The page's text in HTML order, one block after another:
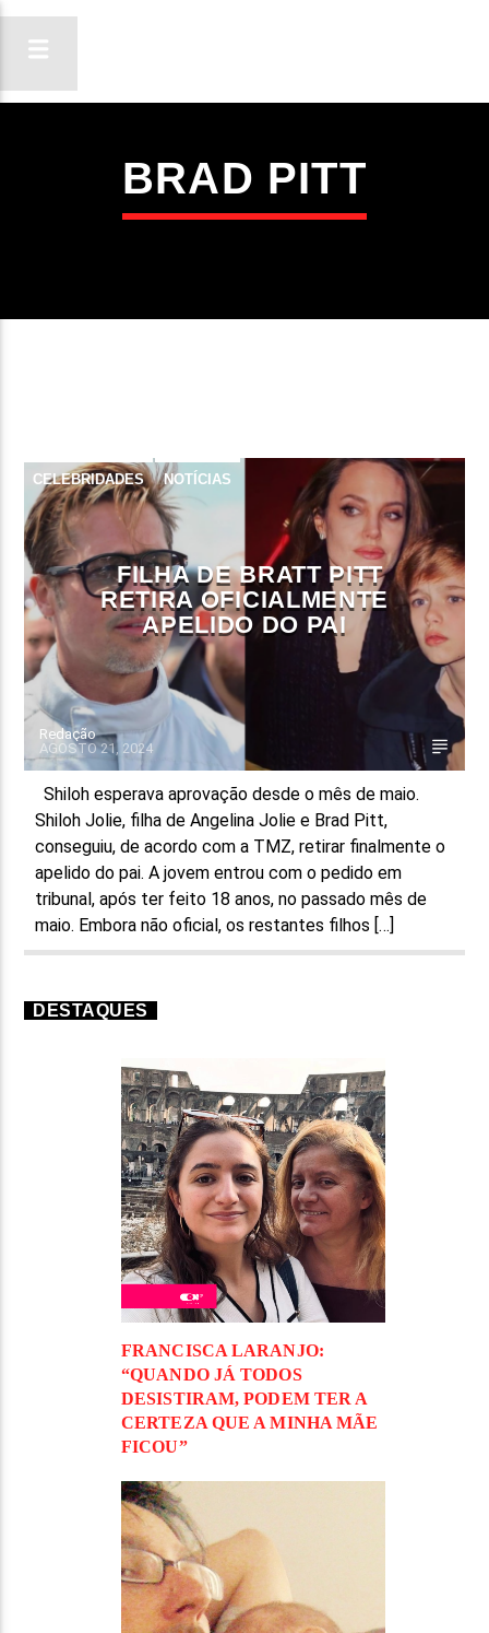
ON FM
LIGA-TE
FAIXA ATUAL
TÍTULO
ARTISTA
ON FM
BRAD PITT
CELEBRIDADES NOTÍCIAS
FILHA DE BRATT PITT
RETIRA OFICIALMENTE
APELIDO DO PAI
Redação
AGOSTO 21, 2024
Shiloh esperava aprovação desde o mês de maio.
Shiloh Jolie, filha de Angelina Jolie e Brad Pitt,
conseguiu, de acordo com a TMZ, retirar finalmente o
apelido do pai. A jovem entrou com o pedido em
tribunal, após ter feito 18 anos, no passado mês de
maio. Embora não oficial, os restantes filhos […]
DESTAQUES
FRANCISCA LARANJO:
“QUANDO JÁ TODOS
DESISTIRAM, PODEM TER A
CERTEZA QUE A MINHA MÃE
FICOU”